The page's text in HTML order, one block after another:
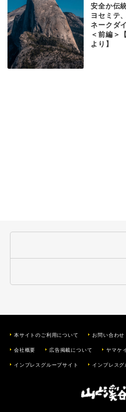
安全か伝
ヨセミテ
ネークダ
＜前編＞
より】
本サイトのご利用について お問い合わせ
会社概要 広告掲載について ヤマケ
インプレスグループサイト インプレス